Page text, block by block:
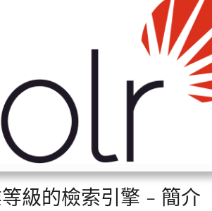
級的檢索引擎 – 簡介